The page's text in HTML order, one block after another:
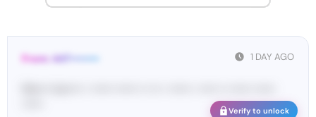
1 DAY AGO
From: 447••••••••
Verify to unlock